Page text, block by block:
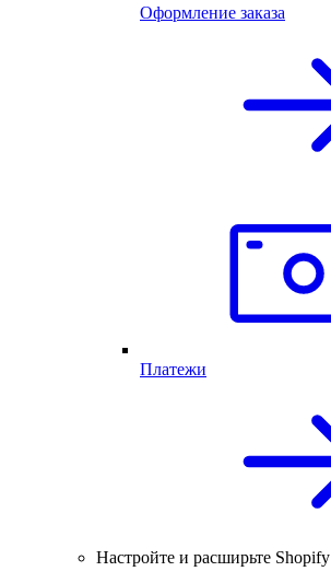
Оформление заказа
Платежи
Настройте и расширьте Shopify